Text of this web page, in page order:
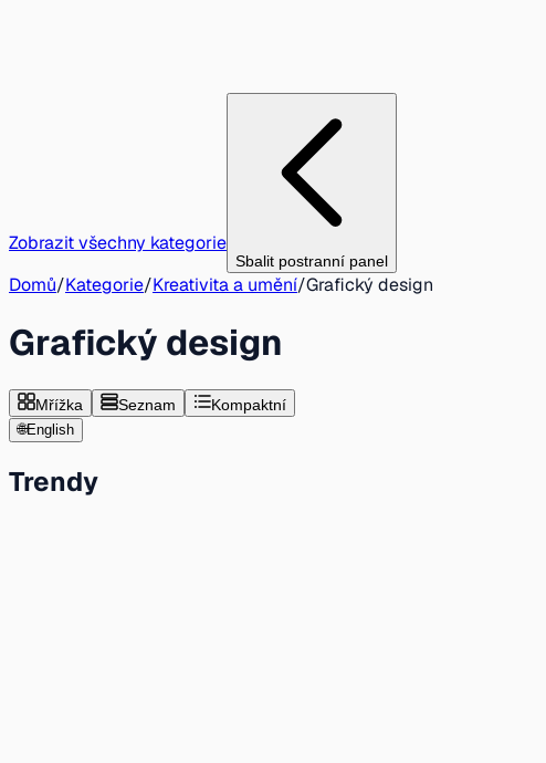
Zobrazit všechny kategorie
Sbalit postranní panel
Domů/Kategorie/Kreativita a umění/Grafický design
Grafický design
Mřížka Seznam Kompaktní
🌐English
Trendy